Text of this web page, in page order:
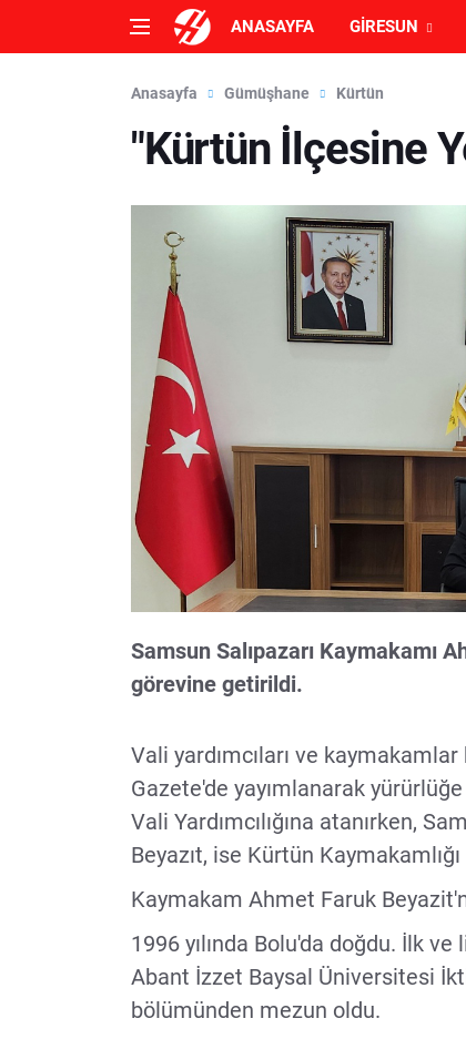
ANASAYFA GIRESUN
Anasayfa Gümüşhane Kürtün
"Kürtün İlçesine
Samsun Salıpazarı Kaymakamı
görevine getirildi.
Vali yardımcıları ve
Gazete'de yayımlanarak
Vali Yardımcılığına atanırken,
Beyazıt, ise Kürtün
Kaymakam Ahmet Faruk
1996 yılında Bolu'da doğdu. İlk
Abant İzzet Baysal Üniversitesi
bölümünden mezun oldu.